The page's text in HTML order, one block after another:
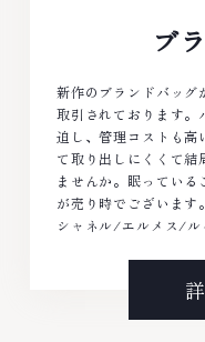
ブ
新作のブランドバッグ
取引されております。
迫し、管理コストも高
て取り出しにくくて結
ませんか。眠ってい
が売り時でございます。
シャネル/エルメス/ル